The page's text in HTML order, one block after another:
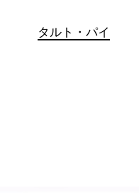
タルト・パイ